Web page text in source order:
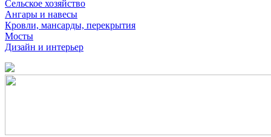
Сельское хозяйство
Ангары и навесы
Кровли, мансарды, перекрытия
Мосты
Дизайн и интерьер